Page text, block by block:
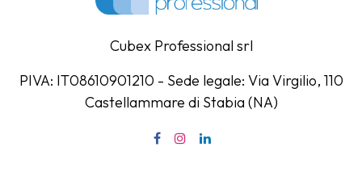
Cubex Professional srl
PIVA: IT08610901210 - Sede legale: Via Virgilio, 110
Castellammare di Stabia (NA)